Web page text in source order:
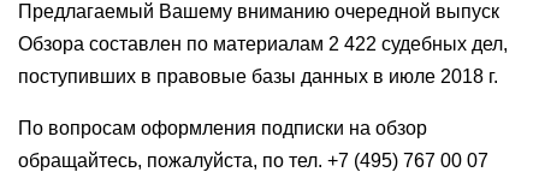
Предлагаемый Вашему вниманию очередной выпуск
Обзора составлен по материалам 2 422 судебных дел,
поступивших в правовые базы данных в июле 2018 г.
По вопросам оформления подписки на обзор
обращайтесь, пожалуйста, по тел. +7 (495) 767 00 07